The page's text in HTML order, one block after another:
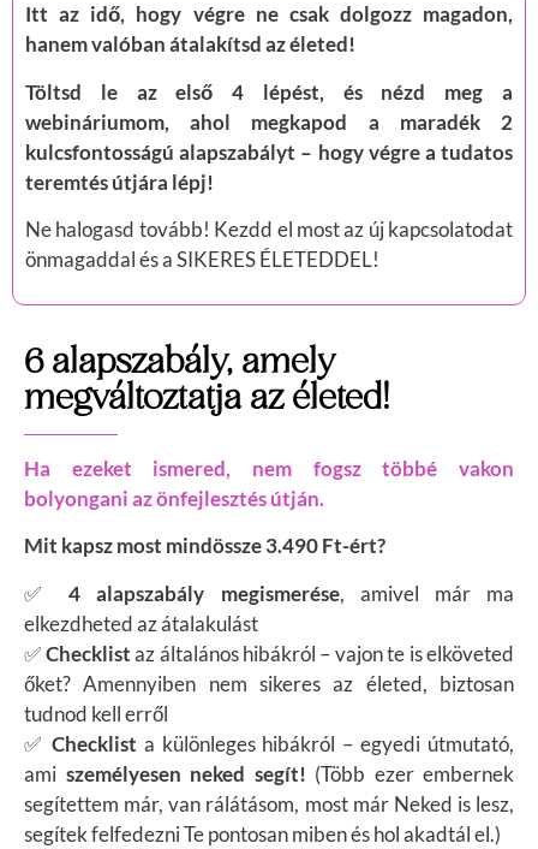
Itt az idő, hogy végre ne csak dolgozz magadon,
hanem valóban átalakítsd az életed!
Töltsd le az első 4 lépést, és nézd meg a
webináriumom, ahol megkapod a maradék 2
kulcsfontosságú alapszabályt – hogy végre a tudatos
teremtés útjára lépj!
Ne halogasd tovább! Kezdd el most az új kapcsolatodat
önmagaddal és a SIKERES ÉLETEDDEL!
6 alapszabály, amely
megváltoztatja az életed!
Ha ezeket ismered, nem fogsz többé vakon
bolyongani az önfejlesztés útján.
Mit kapsz most mindössze 3.490 Ft-ért?
✅4 alapszabály megismerése, amivel már ma
elkezdheted az átalakulást
✅Checklistaz általános hibákról – vajon te is elköveted
őket? Amennyiben nem sikeres az életed, biztosan
tudnod kell erről
✅ Checklist a különleges hibákról – egyedi útmutató,
ami személyesen neked segít! (Több ezer embernek
segítettem már, van rálátásom, most már Neked is lesz,
segítek felfedezni Te pontosan miben és hol akadtál el.)